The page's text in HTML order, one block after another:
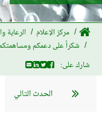
مركز الإعلام
الرعاية
شكراً على دعمكم
شارك على:
الحدث التالي